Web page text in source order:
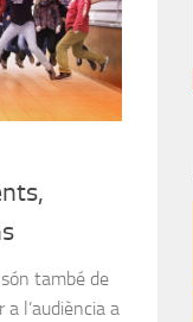
també de
l’audiència a